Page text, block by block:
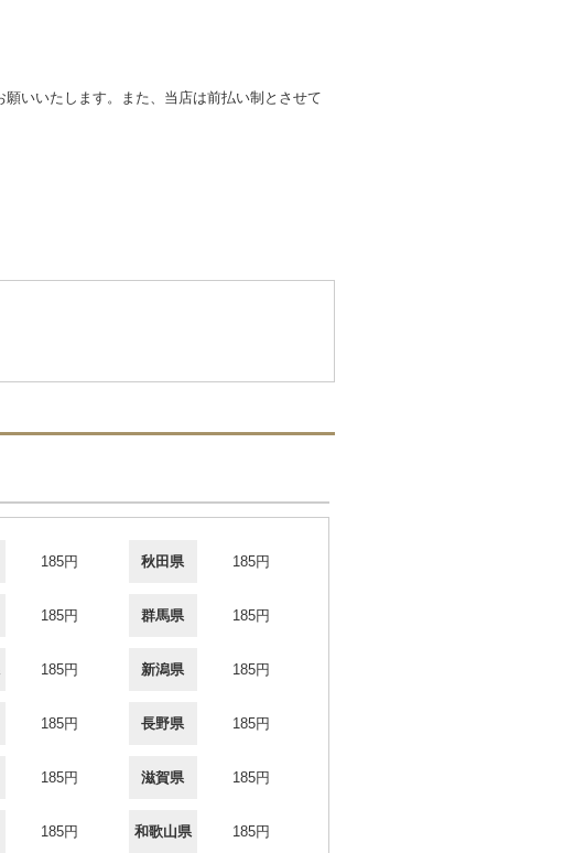
いいたします。また、当店は前払い制とさせて
185円 秋田県 185円
185円 群馬県 185円
185円 新潟県 185円
185円 長野県 185円
185円 滋賀県 185円
185円 和歌山県 185円